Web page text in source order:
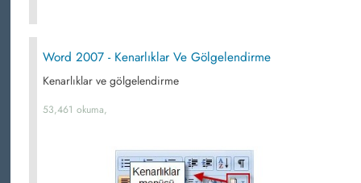
Word 2007 - Kenarlıklar Ve Gölgelendirme
Kenarlıklar ve gölgelendirme
53,461 okuma,